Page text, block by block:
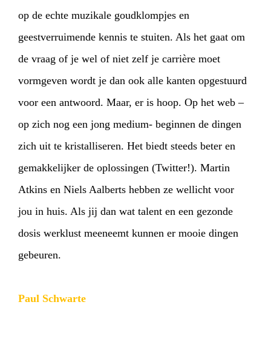
op de echte muzikale goudklompjes en
geestverruimende kennis te stuiten. Als het gaat om
de vraag of je wel of niet zelf je carrière moet
vormgeven wordt je dan ook alle kanten opgestuurd
voor een antwoord. Maar, er is hoop. Op het web –
op zich nog een jong medium- beginnen de dingen
zich uit te kristalliseren. Het biedt steeds beter en
gemakkelijker de oplossingen (Twitter!). Martin
Atkins en Niels Aalberts hebben ze wellicht voor
jou in huis. Als jij dan wat talent en een gezonde
dosis werklust meeneemt kunnen er mooie dingen
gebeuren.
Paul Schwarte